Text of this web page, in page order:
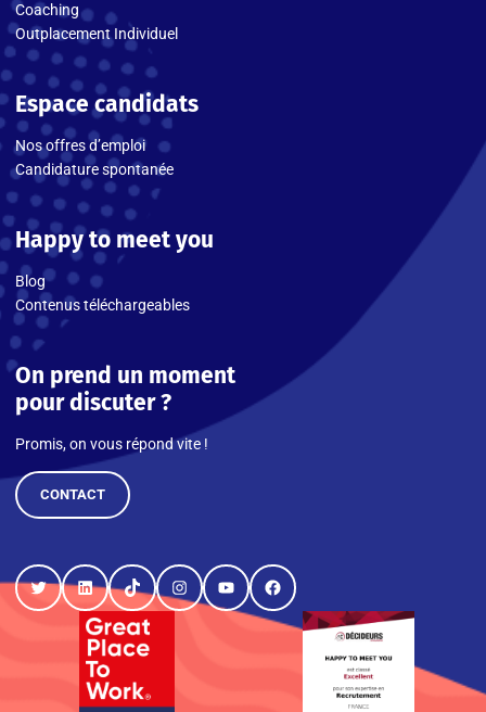
Coaching
Outplacement Individuel
Espace candidats
Nos offres d’emploi
Candidature spontanée
Happy to meet you
Blog
Contenus téléchargeables
On prend un moment
pour discuter ?
Promis, on vous répond vite !
CONTACT
TwitterLinkedInTikTokInstagram
YouTubeFacebook